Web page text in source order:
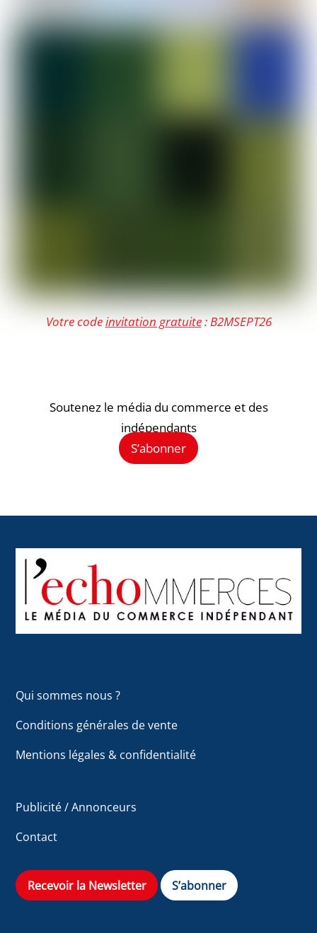
Votre codeinvitation gratuite: B2MSEPT26
Soutenez le média du commerce et des
indépendants
S’abonner
To
Top
Qui sommes nous ?
Conditions générales de vente
Mentions légales & confidentialité
Publicité / Annonceurs
Contact
Recevoir la Newsletter S’abonner